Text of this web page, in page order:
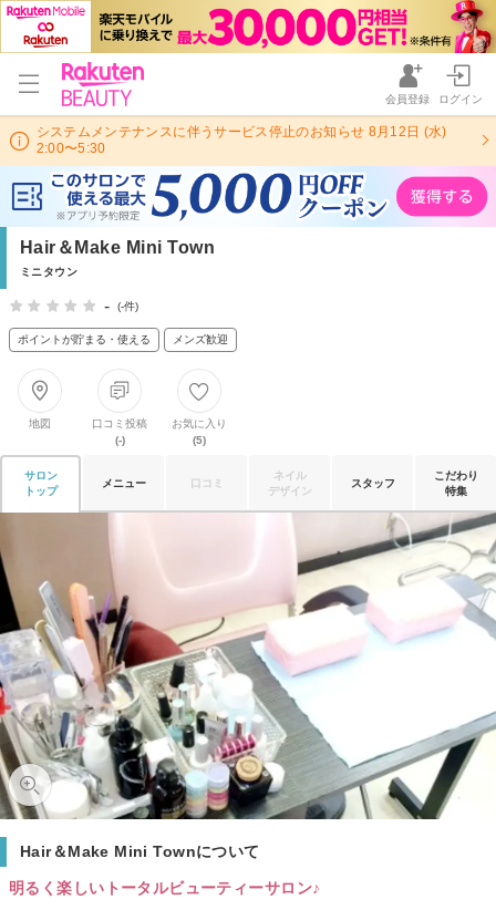
会員登録 ログイン
システムメンテナンスに伴うサービス停止のお知らせ 8月12日 (水)
2:00〜5:30
Hair＆Make Mini Town
ミニタウン
- (-件)
ポイントが貯まる・使える メンズ歓迎
地図
口コミ投稿
(-)
お気に入り
(5)
サロン
トップ
メニュー 口コミ
ネイル
デザイン
スタッフ
こだわり
特集
Hair＆Make Mini Townについて
明るく楽しいトータルビューティーサロン♪